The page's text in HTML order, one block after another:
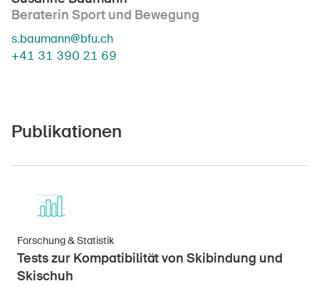
Beraterin Sport und Bewegung
s.baumann@bfu.ch
+41 31 390 21 69
Publikationen
Forschung & Statistik
Tests zur Kompatibilität von Skibindung und
Skischuh